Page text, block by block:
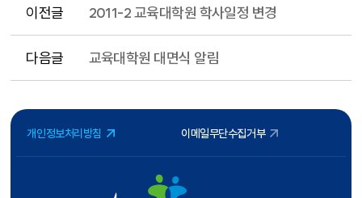
이전글 2011-2 교육대학원 학사일정 변경
다음글 교육대학원 대면식 알림
개인정보처리방침 이메일무단수집거부